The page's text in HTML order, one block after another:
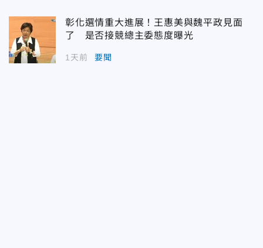
彰化選情重大進展！王惠美與魏平政見面
了 是否接競總主委態度曝光
1天前 要聞